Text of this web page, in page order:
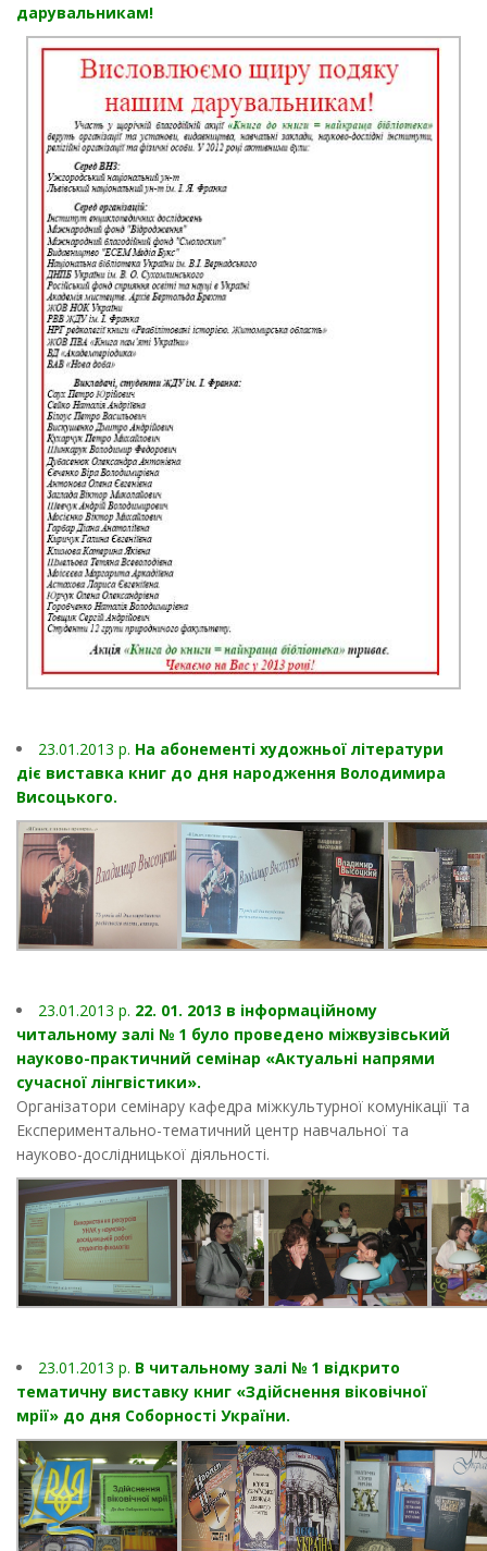
дарувальникам!
23.01.2013 p. На абонементі художньої літератури
діє виставка книг до дня народження Володимира
Висоцького.
23.01.2013 p. 22. 01. 2013 в інформаційному
читальному залі № 1 було проведено міжвузівський
науково-практичний семінар «Актуальні напрями
сучасної лінгвістики».
Організатори семінару кафедра міжкультурної комунікації та
Експериментально-тематичний центр навчальної та
науково-дослідницької діяльності.
23.01.2013 p. В читальному залі № 1 відкрито
тематичну виставку книг «Здійснення віковічної
мрії» до дня Соборності України.